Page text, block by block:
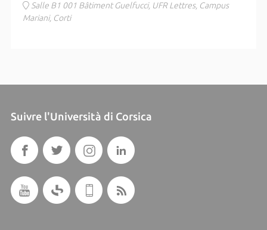
Salle B1 001 Bâtiment Guelfucci, UFR Lettres, Campus
Mariani, Corti
Suivre l'Università di Corsica